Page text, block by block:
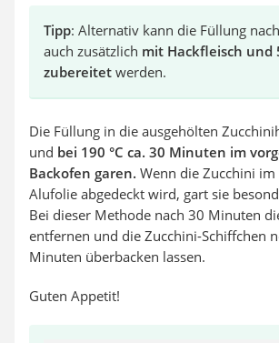
Tipp: Alternativ kann die Füllung
auch zusätzlich mit Hackfleisch und
zubereitet werden.
Die Füllung in die ausgehölten
und bei 190 °C ca. 30 Minuten im
Backofen garen. Wenn die Zucchini
Alufolie abgedeckt wird, gart sie
Bei dieser Methode nach 30 Minuten
entfernen und die Zucchini-Schiffchen
Minuten überbacken lassen.
Guten Appetit!